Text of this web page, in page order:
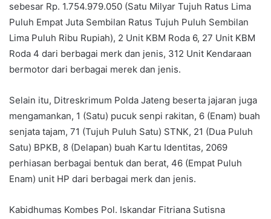
sebesar Rp. 1.754.979.050 (Satu Milyar Tujuh Ratus Lima
Puluh Empat Juta Sembilan Ratus Tujuh Puluh Sembilan
Lima Puluh Ribu Rupiah), 2 Unit KBM Roda 6, 27 Unit KBM
Roda 4 dari berbagai merk dan jenis, 312 Unit Kendaraan
bermotor dari berbagai merek dan jenis.
Selain itu, Ditreskrimum Polda Jateng beserta jajaran juga
mengamankan, 1 (Satu) pucuk senpi rakitan, 6 (Enam) buah
senjata tajam, 71 (Tujuh Puluh Satu) STNK, 21 (Dua Puluh
Satu) BPKB, 8 (Delapan) buah Kartu Identitas, 2069
perhiasan berbagai bentuk dan berat, 46 (Empat Puluh
Enam) unit HP dari berbagai merk dan jenis.
Kabidhumas Kombes Pol. Iskandar Fitriana Sutisna